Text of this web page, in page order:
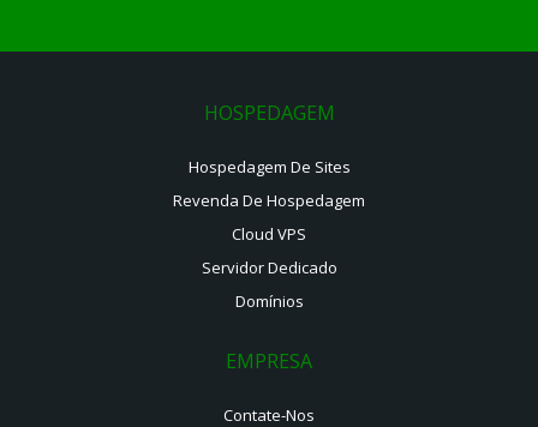
HOSPEDAGEM
Hospedagem De Sites
Revenda De Hospedagem
Cloud VPS
Servidor Dedicado
Domínios
EMPRESA
Contate-Nos